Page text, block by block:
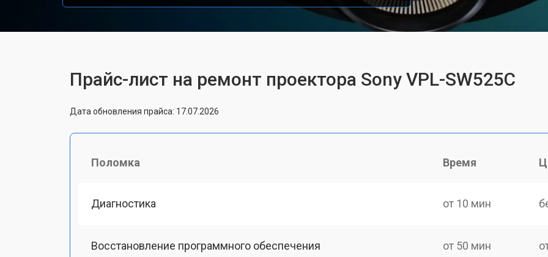
Прайс-лист на ремонт проектора Sony VPL-SW525C
Дата обновления прайса: 17.07.2026
Поломка Время
Диагностика от 10 мин
Восстановление программного обеспечения от 50 мин